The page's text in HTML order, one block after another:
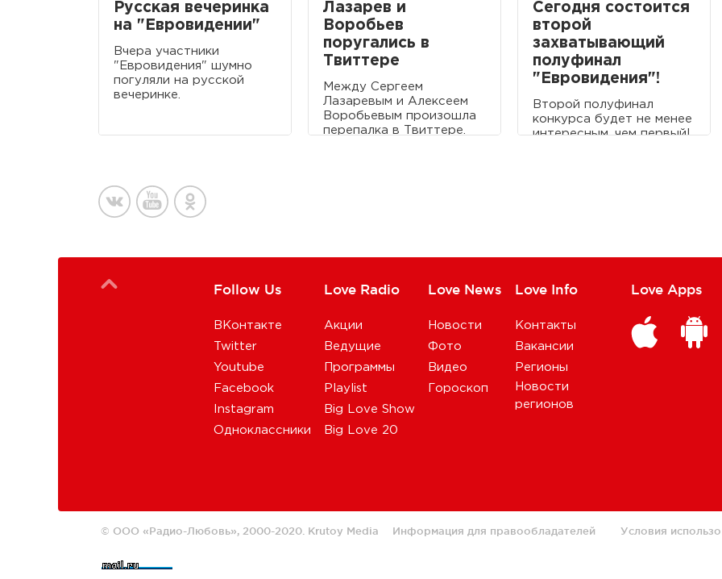
Русская вечеринка
на "Евровидении"
Вчера участники
"Евровидения" шумно
погуляли на русской
вечеринке.
Лазарев и
Воробьев
поругались в
Твиттере
Между Сергеем
Лазаревым и Алексеем
Воробьевым произошла
перепалка в Твиттере.
Сегодня состоится
второй
захватывающий
полуфинал
"Евровидения"!
Второй полуфинал
конкурса будет не менее
интересным, чем первый!
Follow Us
ВКонтакте
Twitter
Youtube
Facebook
Instagram
Одноклассники
Love Radio
Акции
Ведущие
Программы
Playlist
Big Love Show
Big Love 20
Love News
Новости
Фото
Видео
Гороскоп
Love Info
Контакты
Вакансии
Регионы
Новости
регионов
Love Apps
© ООО «Радио-Любовь», 2000-2020. Krutoy Media Информация для правообладателей Условия